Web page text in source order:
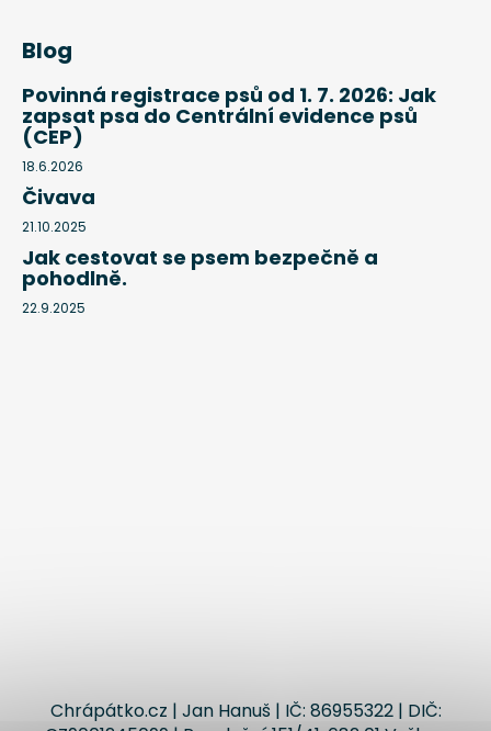
Blog
Povinná registrace psů od 1. 7. 2026: Jak
zapsat psa do Centrální evidence psů
(CEP)
18.6.2026
Čivava
21.10.2025
Jak cestovat se psem bezpečně a
pohodlně.
22.9.2025
Chrápátko.cz | Jan Hanuš | IČ: 86955322 | DIČ: